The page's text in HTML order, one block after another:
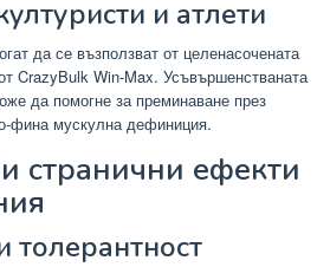
и атлети
да се възползват от целенасочената
CrazyBulk Win-Max. Усъвършенстваната
да помогне за преминаване през
фина мускулна дефиниция.
странични ефекти
толерантност